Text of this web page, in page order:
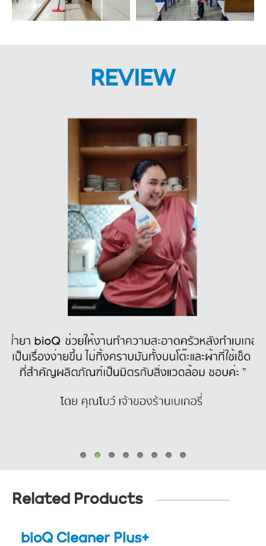
REVIEW
Related Products
bioQ Cleaner Plus+